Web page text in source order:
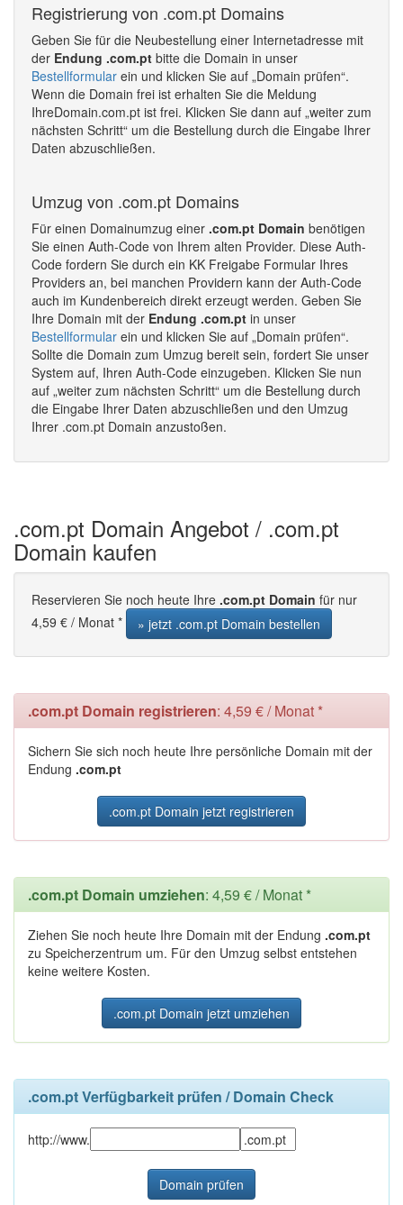
Registrierung von .com.pt Domains
Geben Sie für die Neubestellung einer Internetadresse mit
der Endung .com.pt bitte die Domain in unser
Bestellformular ein und klicken Sie auf „Domain prüfen“.
Wenn die Domain frei ist erhalten Sie die Meldung
IhreDomain.com.pt ist frei. Klicken Sie dann auf „weiter zum
nächsten Schritt“ um die Bestellung durch die Eingabe Ihrer
Daten abzuschließen.
Umzug von .com.pt Domains
Für einen Domainumzug einer .com.pt Domain benötigen
Sie einen Auth-Code von Ihrem alten Provider. Diese Auth-
Code fordern Sie durch ein KK Freigabe Formular Ihres
Providers an, bei manchen Providern kann der Auth-Code
auch im Kundenbereich direkt erzeugt werden. Geben Sie
Ihre Domain mit der Endung .com.pt in unser
Bestellformular ein und klicken Sie auf „Domain prüfen“.
Sollte die Domain zum Umzug bereit sein, fordert Sie unser
System auf, Ihren Auth-Code einzugeben. Klicken Sie nun
auf „weiter zum nächsten Schritt“ um die Bestellung durch
die Eingabe Ihrer Daten abzuschließen und den Umzug
Ihrer .com.pt Domain anzustoßen.
.com.pt Domain Angebot / .com.pt
Domain kaufen
Reservieren Sie noch heute Ihre .com.pt Domain für nur
4,59 € / Monat *
» jetzt .com.pt Domain bestellen
.com.pt Domain registrieren: 4,59 € / Monat *
Sichern Sie sich noch heute Ihre persönliche Domain mit der
Endung .com.pt
.com.pt Domain jetzt registrieren
.com.pt Domain umziehen: 4,59 € / Monat *
Ziehen Sie noch heute Ihre Domain mit der Endung .com.pt
zu Speicherzentrum um. Für den Umzug selbst entstehen
keine weitere Kosten.
.com.pt Domain jetzt umziehen
.com.pt Verfügbarkeit prüfen / Domain Check
http://www.